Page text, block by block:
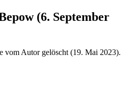
(6. September
vom Autor gelöscht (19. Mai 2023).